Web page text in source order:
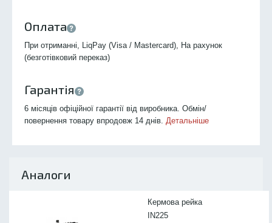
Оплата
При отриманні, LiqPay (Visa / Mastercard), На рахунок
(безготівковий переказ)
Гарантія
6 місяців офіційної гарантії від виробника. Обмін/
повернення товару впродовж 14 днів. Детальніше
Аналоги
Кермова рейка
IN225